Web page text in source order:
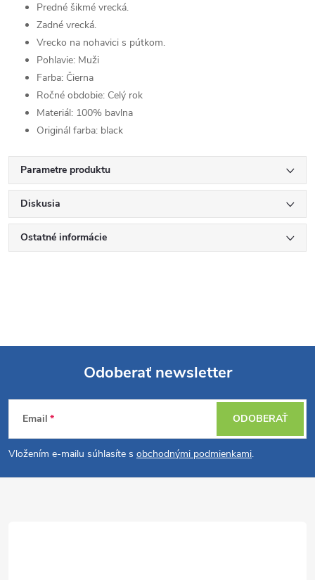
Predné šikmé vrecká.
Zadné vrecká.
Vrecko na nohavici s pútkom.
Pohlavie: Muži
Farba: Čierna
Ročné obdobie: Celý rok
Materiál: 100% bavlna
Originál farba: black
Parametre produktu
Diskusia
Ostatné informácie
Z
á
p
Odoberať newsletter
Email
Vložením e-mailu súhlasíte s obchodnými podmienkami.
ODOBERAŤ